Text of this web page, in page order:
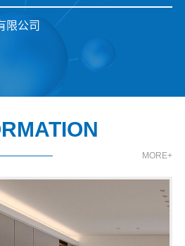
限公司
MORE+